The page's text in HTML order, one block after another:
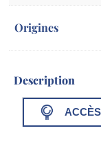
Origines
Description